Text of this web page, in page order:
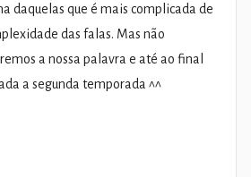
daquelas que é mais complicada de
das falas. Mas não
a nossa palavra e até ao final
a segunda temporada ^^